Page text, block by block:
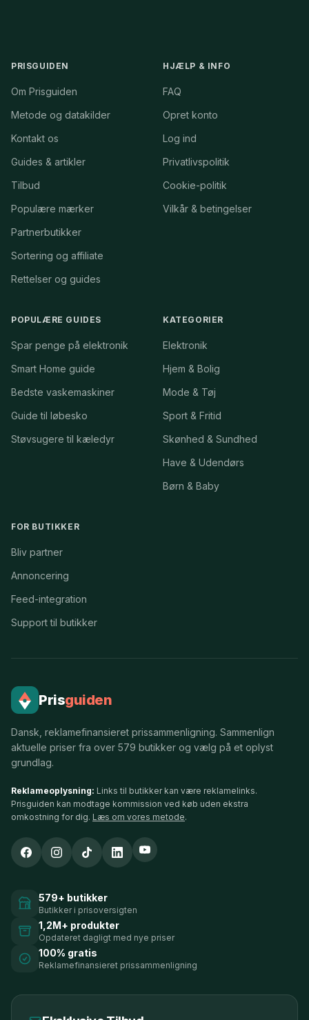
PRISGUIDEN
Om Prisguiden
Metode og datakilder
Kontakt os
Guides & artikler
Tilbud
Populære mærker
Partnerbutikker
Sortering og affiliate
Rettelser og guides
HJÆLP & INFO
FAQ
Opret konto
Log ind
Privatlivspolitik
Cookie-politik
Vilkår & betingelser
POPULÆRE GUIDES
Spar penge på elektronik
Smart Home guide
Bedste vaskemaskiner
Guide til løbesko
Støvsugere til kæledyr
KATEGORIER
Elektronik
Hjem & Bolig
Mode & Tøj
Sport & Fritid
Skønhed & Sundhed
Have & Udendørs
Børn & Baby
FOR BUTIKKER
Bliv partner
Annoncering
Feed-integration
Support til butikker
Prisguiden
Dansk, reklamefinansieret prissammenligning. Sammenlign
aktuelle priser fra over 579 butikker og vælg på et oplyst
grundlag.
Reklameoplysning: Links til butikker kan være reklamelinks.
Prisguiden kan modtage kommission ved køb uden ekstra
omkostning for dig. Læs om vores metode.
579+ butikker
Butikker i prisoversigten
1,2M+ produkter
Opdateret dagligt med nye priser
100% gratis
Reklamefinansieret prissammenligning